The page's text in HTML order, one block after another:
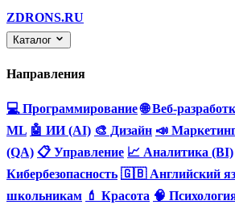
ZDRONS.RU
Каталог
Направления
💻 Программирование 🌐 Веб-
ML 🤖 ИИ (AI) 🎨 Дизайн 📣
(QA) 📋 Управление 📈 Аналитика (BI)
Кибербезопасность 🇬🇧 Английский
школьникам 💄 Красота 🧠